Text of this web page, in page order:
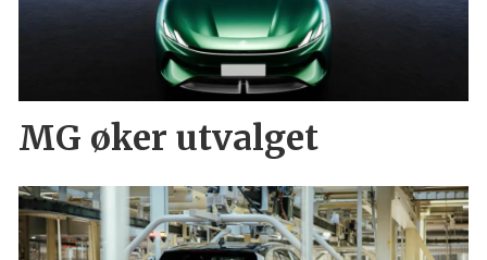
MG øker utvalget